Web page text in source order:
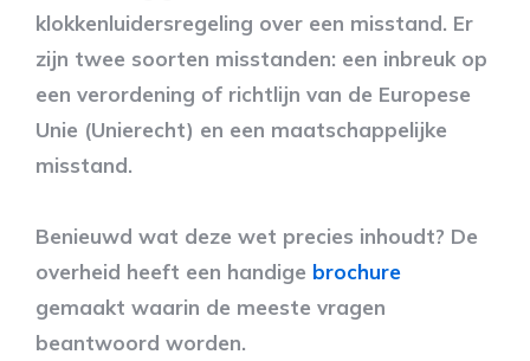
klokkenluidersregeling over een misstand. Er
zijn twee soorten misstanden: een inbreuk op
een verordening of richtlijn van de Europese
Unie (Unierecht) en een maatschappelijke
misstand.
Benieuwd wat deze wet precies inhoudt? De
overheid heeft een handige brochure
gemaakt waarin de meeste vragen
beantwoord worden.